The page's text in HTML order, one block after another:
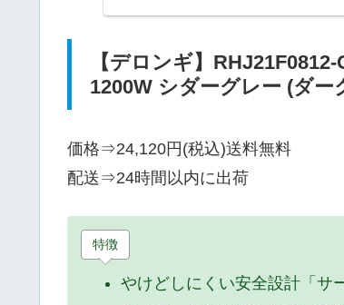
【デロンギ】
1200W シダーグレー (ダ
価格⇒24,120円(税込)送料無料
配送⇒24時間以内に出荷
特徴
やけどしにくい安全設計「サ